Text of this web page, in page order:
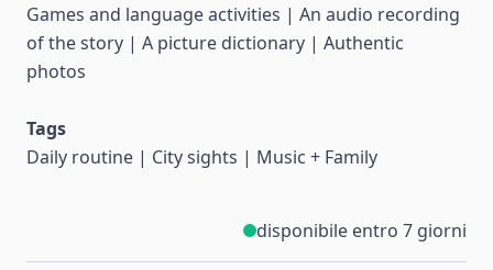
Games and language activities | An audio recording
of the story | A picture dictionary | Authentic
photos
Tags
Daily routine | City sights | Music + Family
disponibile entro 7 giorni